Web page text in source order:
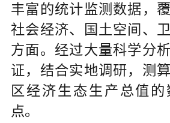
丰富的统计监测数据，
社会经济、国土空间、
方面。经过大量科学分
证，结合实地调研，测
区经济生态生产总值
点。